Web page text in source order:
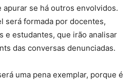
apurar se há outros envolvidos.
será formada por docentes,
e estudantes, que irão analisar
das conversas denunciadas.
uma pena exemplar, porque é